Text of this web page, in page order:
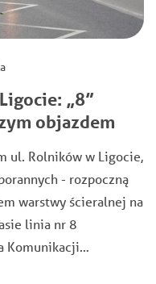
„8”
objazdem
ul. Rolników w Ligocie,
- rozpoczną
warstwy ścieralnej na
linia nr 8
Komunikacji…